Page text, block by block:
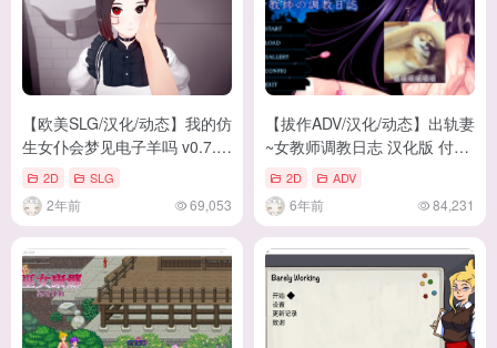
【欧美SLG/汉化/动态】我的仿
生女仆会梦见电子羊吗 v0.7.7
汉化版【新汉化/1.9G】
2D SLG
2年前 69,053
【拔作ADV/汉化/动态】出轨妻
~女教师调教日志 汉化版 付动
画+全CG包 [PC+安卓]【1.2G/
新汉化/CV】
2D ADV
6年前 84,231